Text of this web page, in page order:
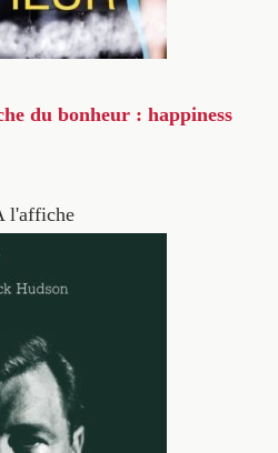
du bonheur : happiness
l'affiche